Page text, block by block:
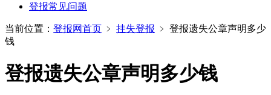
登报常见问题
当前位置： 登报网首页 ﹥ 挂失登报 ﹥ 登报遗失公章声明多少
钱
登报遗失公章声明多少钱